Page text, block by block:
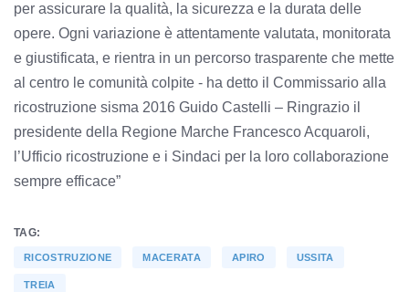
per assicurare la qualità, la sicurezza e la durata delle
opere. Ogni variazione è attentamente valutata, monitorata
e giustificata, e rientra in un percorso trasparente che mette
al centro le comunità colpite - ha detto il Commissario alla
ricostruzione sisma 2016 Guido Castelli – Ringrazio il
presidente della Regione Marche Francesco Acquaroli,
l’Ufficio ricostruzione e i Sindaci per la loro collaborazione
sempre efficace”
TAG:
RICOSTRUZIONE MACERATA APIRO USSITA
TREIA